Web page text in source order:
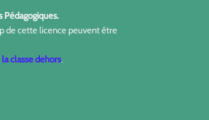
Pédagogiques.
de cette licence peuvent être
classe dehors.